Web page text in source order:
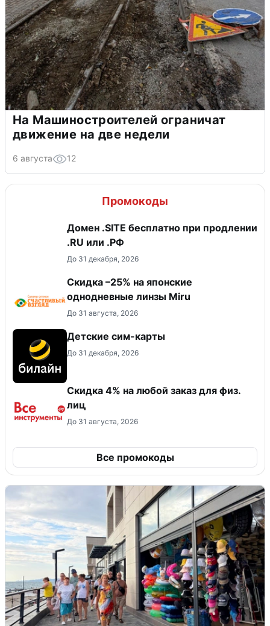
На Машиностроителей ограничат
движение на две недели
6 августа 12
Промокоды
Домен .SITE бесплатно при продлении
.RU или .РФ
До 31 декабря, 2026
Скидка –25% на японские
однодневные линзы Miru
До 31 августа, 2026
Детские сим-карты
До 31 декабря, 2026
Скидка 4% на любой заказ для физ.
лиц
До 31 августа, 2026
Все промокоды